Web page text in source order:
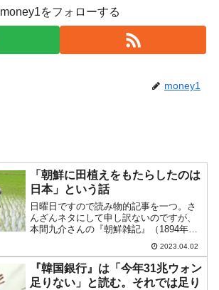
money1をフォローする
money1
「朝鮮に田植えをもたらしたのは
日本」という話
日曜日ですので読み物的記事を一つ。さ
んざんネタにして申し訳ないのですが、
本間九介さんの『朝鮮雑記』（1894年李
氏朝鮮末期の朝鮮半島旅行記）から、興
味深い指摘をご紹介します。以下に引き
ます。征韓せいかんの役えきによって、
わが兵（豊臣秀吉の兵...
2023.04.02
『韓国銀行』は「今年31兆ウォン
足りない」と読む。それでは足り